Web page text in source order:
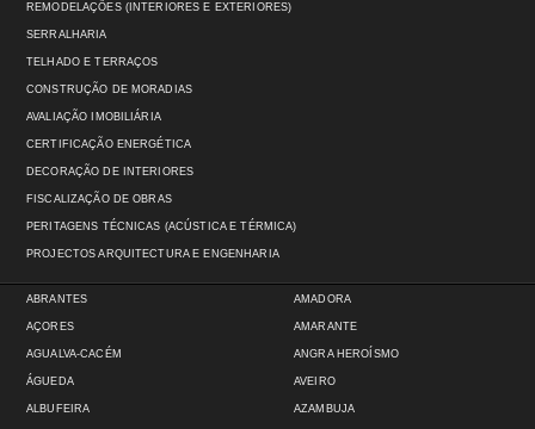
REMODELAÇÕES (INTERIORES E EXTERIORES)
SERRALHARIA
TELHADO E TERRAÇOS
CONSTRUÇÃO DE MORADIAS
AVALIAÇÃO IMOBILIÁRIA
CERTIFICAÇÃO ENERGÉTICA
DECORAÇÃO DE INTERIORES
FISCALIZAÇÃO DE OBRAS
PERITAGENS TÉCNICAS (ACÚSTICA E TÉRMICA)
PROJECTOS ARQUITECTURA E ENGENHARIA
ABRANTES
AÇORES
AGUALVA-CACÉM
ÁGUEDA
ALBUFEIRA
AMADORA
AMARANTE
ANGRA HEROÍSMO
AVEIRO
AZAMBUJA